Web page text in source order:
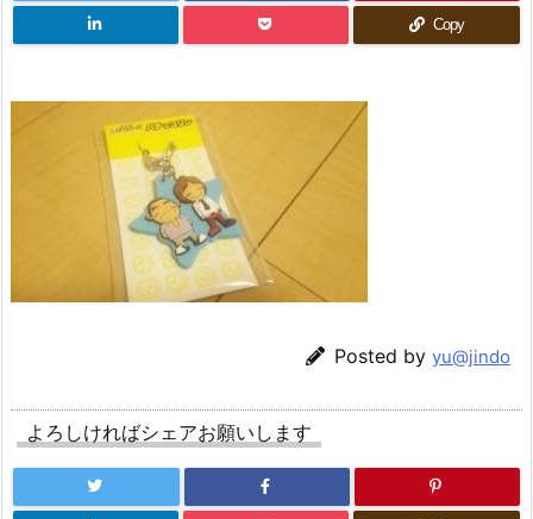
Copy
Posted by yu@jindo
よろしければシェアお願いします